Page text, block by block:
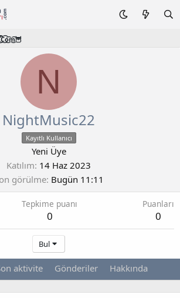
N
NightMusic22
Kayıtlı Kullanıcı
Yeni Üye
Katılım 14 Haz 2023
görülme Bugün 11:11
Tepkime puanı
0
Puanları
0
Bul
aktivite Gönderiler Hakkında